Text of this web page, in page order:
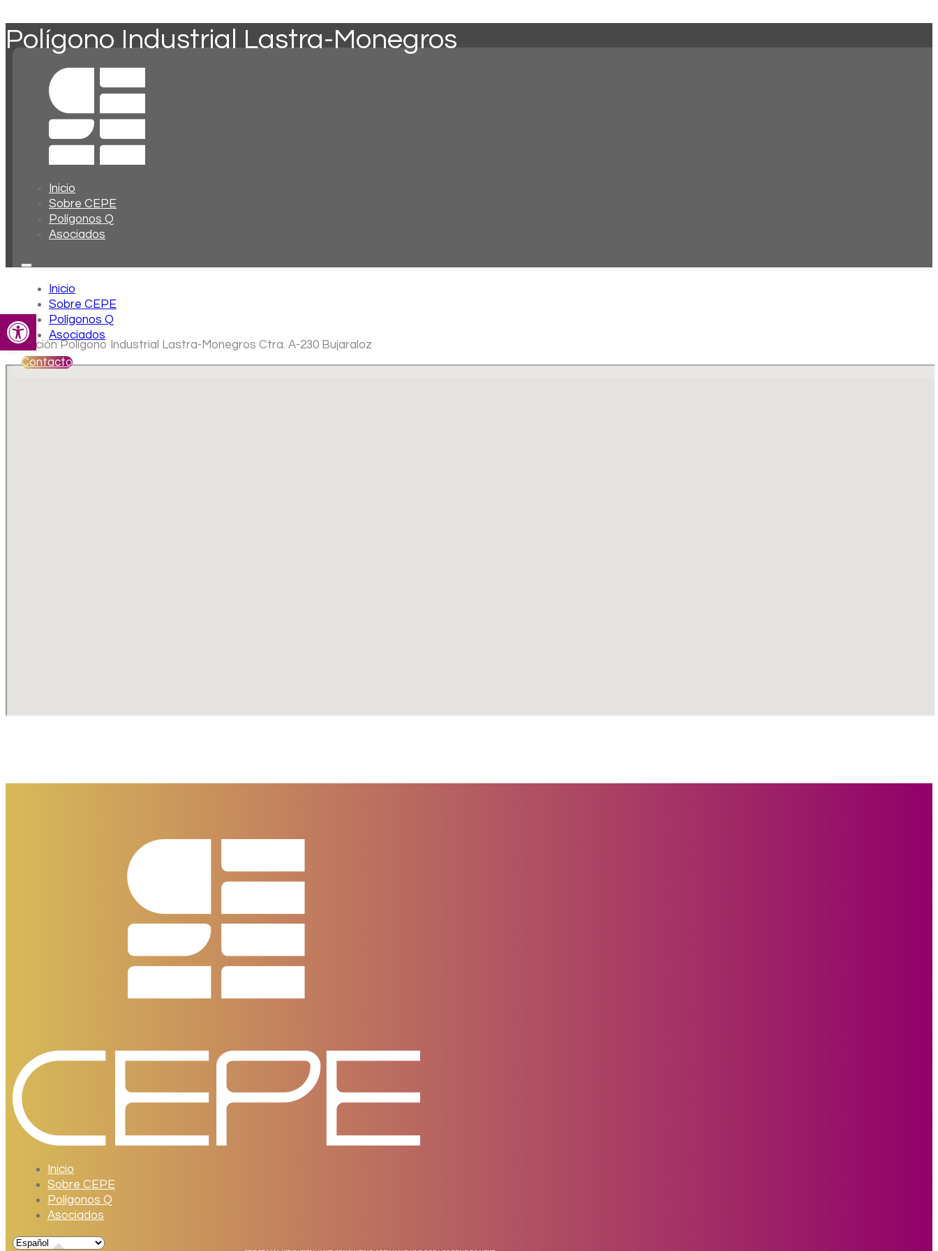
Abrir barra de herramientas
Inicio
Sobre CEPE
Polígonos Q
Asociados
Inicio
Sobre CEPE
Polígonos Q
Asociados
Contacto
Polígono Industrial Lastra-Monegros
Ubicación Polígono Industrial Lastra-Monegros Ctra. A-230 Bujaraloz
Inicio
Sobre CEPE
Polígonos Q
Asociados